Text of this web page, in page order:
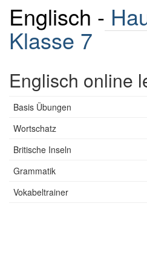
Englisch -
Klasse 7
Englisch online
Basis Übungen
Wortschatz
Britische Inseln
Grammatik
Vokabeltrainer